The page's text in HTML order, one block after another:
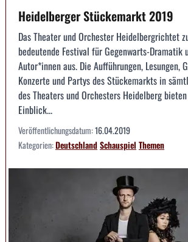
Heidelberger Stückemarkt 2019
Das Theater und Orchester Heidelbergrichtet
bedeutende Festival für Gegenwarts-Dramatik
Autor*innen aus. Die Aufführungen, Lesungen,
Konzerte und Partys des Stückemarkts in
des Theaters und Orchesters Heidelberg
Einblick...
Veröffentlichungsdatum:16.04.2019
Kategorien:DeutschlandSchauspiel Themen